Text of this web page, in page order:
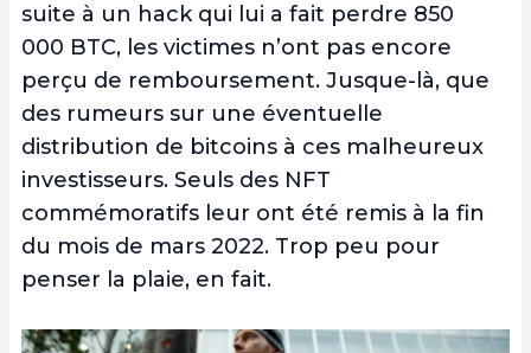
suite à un hack qui lui a fait perdre 850
000 BTC, les victimes n’ont pas encore
perçu de remboursement. Jusque-là, que
des rumeurs sur une éventuelle
distribution de bitcoins à ces malheureux
investisseurs. Seuls des NFT
commémoratifs leur ont été remis à la fin
du mois de mars 2022. Trop peu pour
penser la plaie, en fait.